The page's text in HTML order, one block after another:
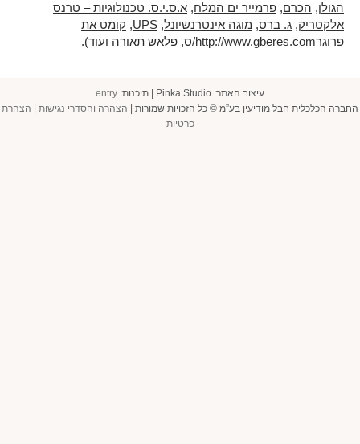
הגולן, הכרם, פרמייר ים המלח, א.ס.י.ס. טכנולוגיות – טרנס
אלקטריק, ג. ברס, מוגה אינטרנשיונל,
UPS
, קומט את
פרוגרhttp://www.gberes.com/ס
, פלאש תאורה ועוד).
עיצוב האתר: Pinka Studio | תיכנות:
entry
החברה הכלכלית חבל מודיעין בע”מ © כל הזכויות שמורות | הצהרה והסדרי נגישות
הצהרת
פרטיות